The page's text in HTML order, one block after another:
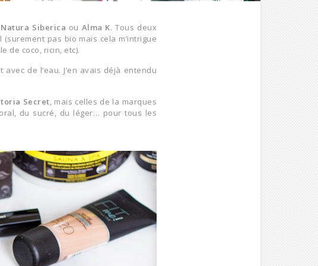
Natura Siberica ou Alma K. Tous deux
pas bio mais cela m’intrigue
de coco, ricin, etc).
de l’eau. J’en avais déjà entendu
Secret, mais celles de la marques
du sucré, du léger… pour tous les